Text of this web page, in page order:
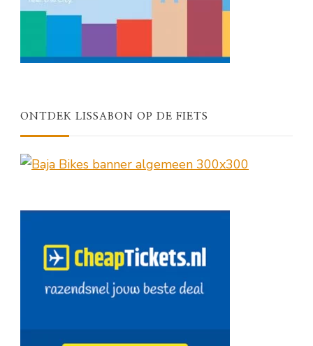
ONTDEK LISSABON OP DE FIETS